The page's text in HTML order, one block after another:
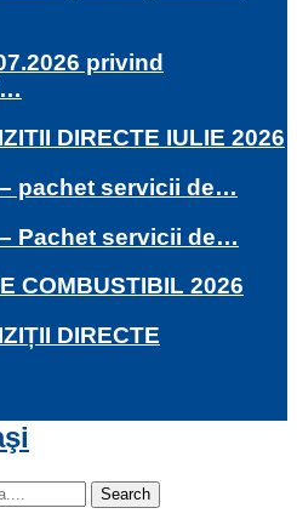
privind
DIRECTE IULIE 2026
pachet servicii de…
Pachet servicii de…
COMBUSTIBIL 2026
DIRECTE
Search